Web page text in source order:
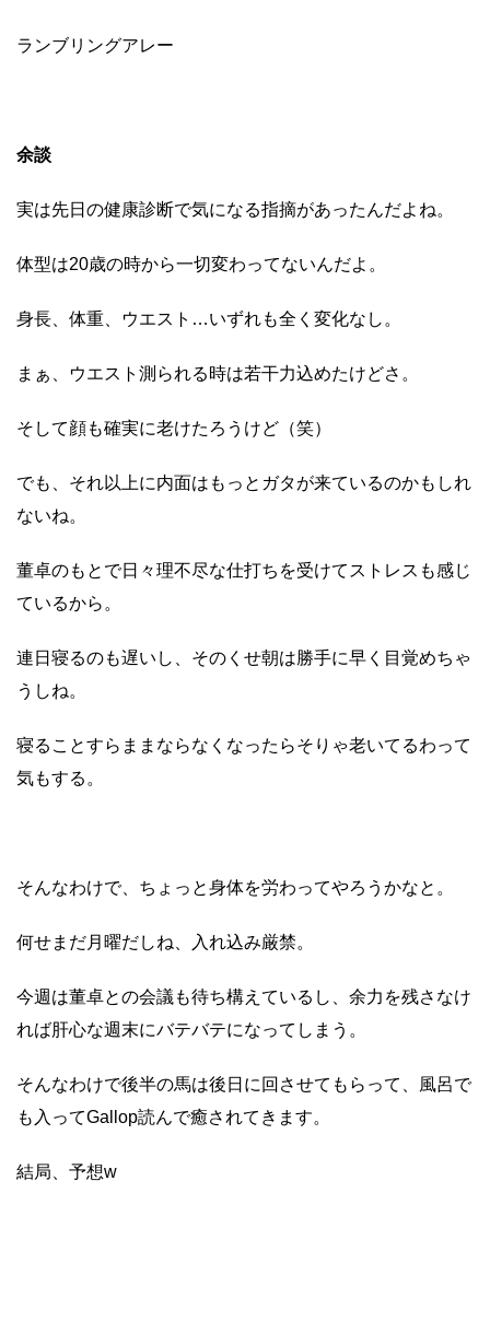
ランブリングアレー
余談
実は先日の健康診断で気になる指摘があったんだよね。
体型は20歳の時から一切変わってないんだよ。
身長、体重、ウエスト…いずれも全く変化なし。
まぁ、ウエスト測られる時は若干力込めたけどさ。
そして顔も確実に老けたろうけど（笑）
でも、それ以上に内面はもっとガタが来ているのかもしれ
ないね。
董卓のもとで日々理不尽な仕打ちを受けてストレスも感じ
ているから。
連日寝るのも遅いし、そのくせ朝は勝手に早く目覚めちゃ
うしね。
寝ることすらままならなくなったらそりゃ老いてるわって
気もする。
そんなわけで、ちょっと身体を労わってやろうかなと。
何せまだ月曜だしね、入れ込み厳禁。
今週は董卓との会議も待ち構えているし、余力を残さなけ
れば肝心な週末にバテバテになってしまう。
そんなわけで後半の馬は後日に回させてもらって、風呂で
も入ってGallop読んで癒されてきます。
結局、予想w